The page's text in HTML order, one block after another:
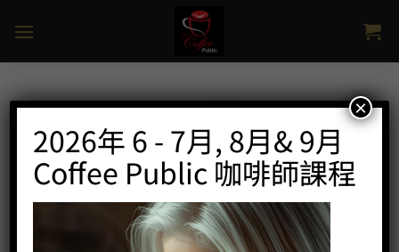
2026年 6 - 7月, 8月& 9月
Coffee Public 咖啡師課程
×